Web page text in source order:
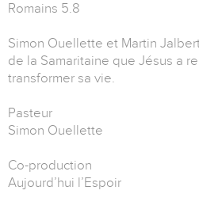
Romains 5.8
Simon Ouellette et Martin
de la Samaritaine que Jésus a
transformer sa vie.
Pasteur
Simon Ouellette
Co-production
Aujourd’hui l’Espoir